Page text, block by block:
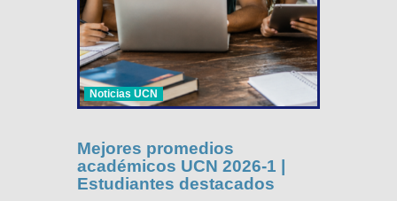
Noticias UCN
Mejores promedios
académicos UCN 2026-1 |
Estudiantes destacados